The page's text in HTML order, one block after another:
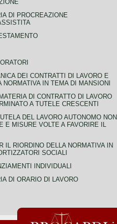
DI PROCREAZIONE
DEI CONTRATTI DI LAVORO E
NORMATIVA IN TEMA DI MANSIONI
DI CONTRATTO DI LAVORO
A TUTELE CRESCENTI
DEL LAVORO AUTONOMO NON
E MISURE VOLTE A FAVORIRE IL
IL RIORDINO DELLA NORMATIVA IN
SOCIALI
INDIVIDUALI
DI ORARIO DI LAVORO